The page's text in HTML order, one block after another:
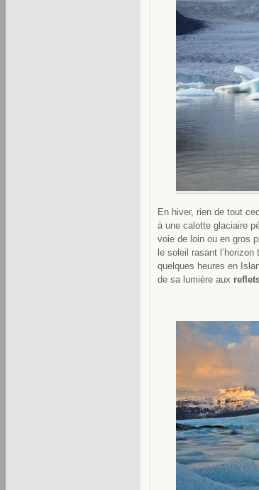
En hiver, rien de tout
à une calotte glaciaire
voie de loin ou en gros
le soleil rasant l’horizon
quelques heures en
de sa lumière aux